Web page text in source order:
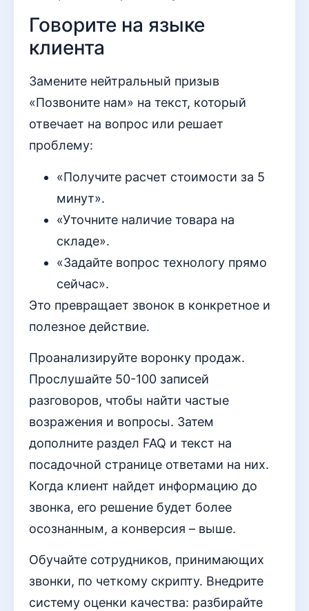
Говорите на языке
клиента
Замените нейтральный призыв
«Позвоните нам» на текст, который
отвечает на вопрос или решает
проблему:
«Получите расчет стоимости за 5
минут».
«Уточните наличие товара на
складе».
«Задайте вопрос технологу прямо
сейчас».
Это превращает звонок в конкретное и
полезное действие.
Проанализируйте воронку продаж.
Прослушайте 50-100 записей
разговоров, чтобы найти частые
возражения и вопросы. Затем
дополните раздел FAQ и текст на
посадочной странице ответами на них.
Когда клиент найдет информацию до
звонка, его решение будет более
осознанным, а конверсия – выше.
Обучайте сотрудников, принимающих
звонки, по четкому скрипту. Внедрите
систему оценки качества: разбирайте